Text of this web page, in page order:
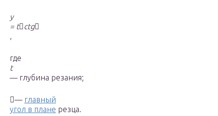
y
= tctg
,
где
t
— глубина резания;
— главный
угол в плане резца.